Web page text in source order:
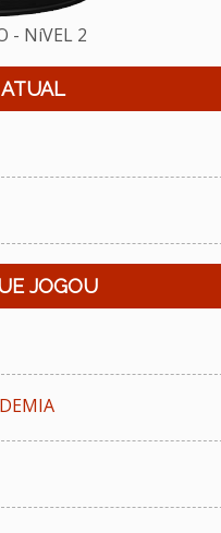
- NíVEL 2
JOGOU